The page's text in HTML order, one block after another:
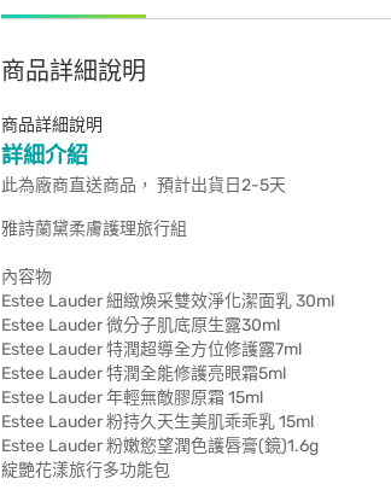
商品詳細說明
商品詳細說明
詳細介紹
此為廠商直送商品， 預計出貨日2-5天
雅詩蘭黛柔膚護理旅行組
內容物
Estee Lauder 細緻煥采雙效淨化潔面乳 30ml
Estee Lauder 微分子肌底原生露30ml
Estee Lauder 特潤超導全方位修護露7ml
Estee Lauder 特潤全能修護亮眼霜5ml
Estee Lauder 年輕無敵膠原霜 15ml
Estee Lauder 粉持久天生美肌乖乖乳 15ml
Estee Lauder 粉嫩慾望潤色護唇膏(鏡)1.6g
綻艷花漾旅行多功能包